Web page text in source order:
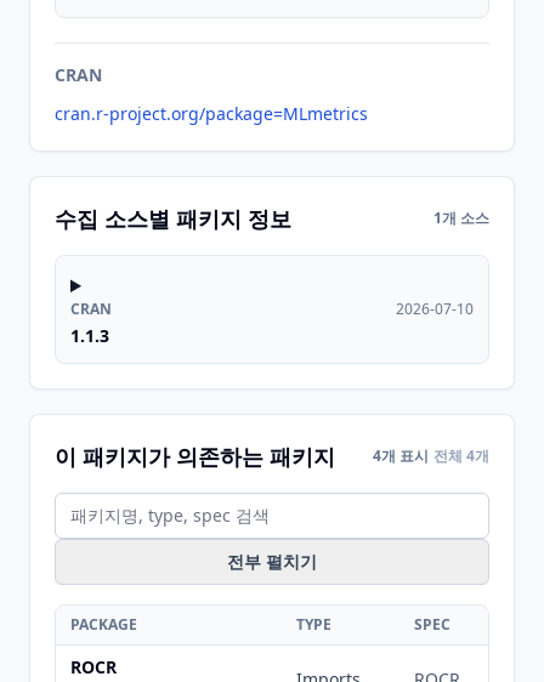
CRAN
cran.r-project.org/package=MLmetrics
수집 소스별 패키지 정보 1개 소스
CRAN
1.1.3
2026-07-10
이 패키지가 의존하는 패키지 4개 표시 전체 4개
전부 펼치기
PACKAGE TYPE SPEC
ROCR